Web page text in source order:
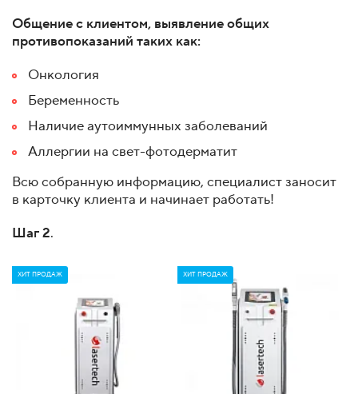
Общение с клиентом, выявление общих
противопоказаний таких как:
Онкология
Беременность
Наличие аутоиммунных заболеваний
Аллергии на свет-фотодерматит
Всю собранную информацию, специалист заносит
в карточку клиента и начинает работать!
Шаг 2.
ХИТ ПРОДАЖ ХИТ ПРОДАЖ